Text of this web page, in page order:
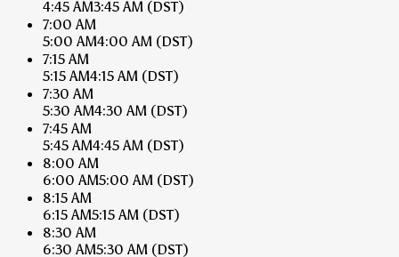
4:45 AM3:45 AM (DST)
7:00 AM
5:00 AM4:00 AM (DST)
7:15 AM
5:15 AM4:15 AM (DST)
7:30 AM
5:30 AM4:30 AM (DST)
7:45 AM
5:45 AM4:45 AM (DST)
8:00 AM
6:00 AM5:00 AM (DST)
8:15 AM
6:15 AM5:15 AM (DST)
8:30 AM
6:30 AM5:30 AM (DST)